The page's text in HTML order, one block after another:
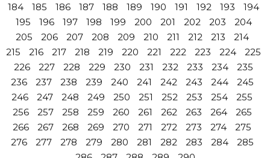
184
185 186 187 188 189 190 191 192 193
194
195
196 197 198 199 200 201 202 203
204
205
206 207 208 209 210 211 212 213
214
215
216 217 218 219 220 221 222 223 224
225
226
227 228 229 230 231 232 233 234
235
236
237 238 239 240 241 242 243 244
245
246
247 248 249 250 251 252 253 254
255
256
257 258 259 260 261 262 263 264
265
266
267 268 269 270 271 272 273 274
275
276
277 278 279 280 281 282 283 284
285